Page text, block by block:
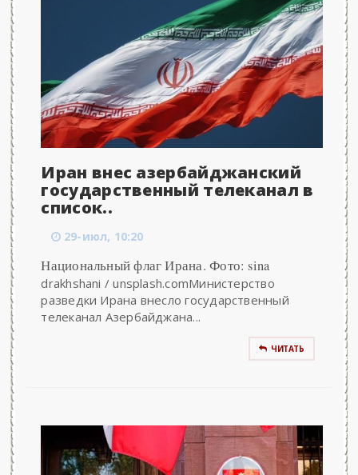
Иран внес азербайджанский
государственный телеканал в
список..
29-июл, 10:20
Национальный флаг Ирана. Фото: sina
drakhshani / unsplash.comМинистерство
разведки Ирана внесло государственный
телеканал Азербайджана...
ЧИТАТЬ